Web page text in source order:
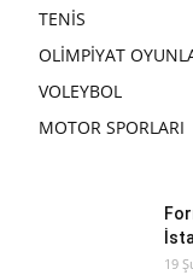
TENİS
OLİMPİYAT
VOLEYBOL
MOTOR SPORLARI
19